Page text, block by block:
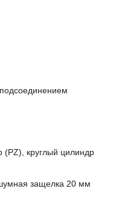
круглый цилиндр
защелка 20 мм